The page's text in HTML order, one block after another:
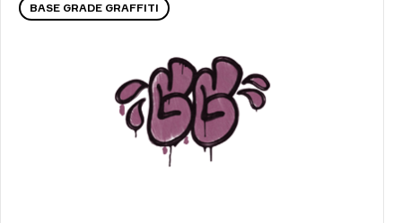
BASE GRADE GRAFFITI